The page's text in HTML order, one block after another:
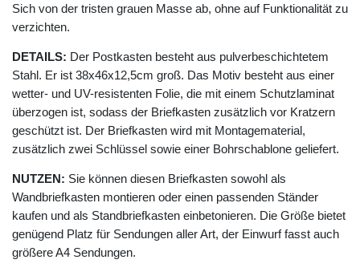
Sich von der tristen grauen Masse ab, ohne auf Funktionalität zu
verzichten.
DETAILS: Der Postkasten besteht aus pulverbeschichtetem
Stahl. Er ist 38x46x12,5cm groß. Das Motiv besteht aus einer
wetter- und UV-resistenten Folie, die mit einem Schutzlaminat
überzogen ist, sodass der Briefkasten zusätzlich vor Kratzern
geschützt ist. Der Briefkasten wird mit Montagematerial,
zusätzlich zwei Schlüssel sowie einer Bohrschablone geliefert.
NUTZEN: Sie können diesen Briefkasten sowohl als
Wandbriefkasten montieren oder einen passenden Ständer
kaufen und als Standbriefkasten einbetonieren. Die Größe bietet
genügend Platz für Sendungen aller Art, der Einwurf fasst auch
größere A4 Sendungen.